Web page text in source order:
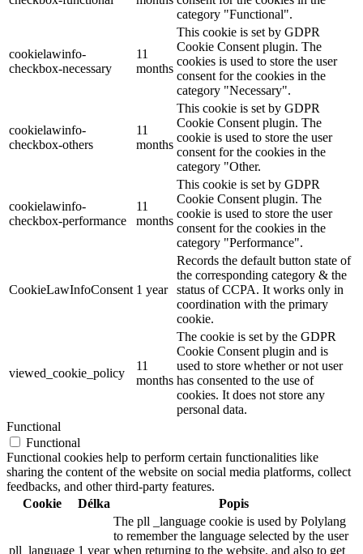
category "Functional".
cookielawinfo-
checkbox-necessary
11
months
This cookie is set by GDPR
Cookie Consent plugin. The
cookies is used to store the user
consent for the cookies in the
category "Necessary".
cookielawinfo-
checkbox-others
11
months
This cookie is set by GDPR
Cookie Consent plugin. The
cookie is used to store the user
consent for the cookies in the
category "Other.
cookielawinfo-
checkbox-performance
11
months
This cookie is set by GDPR
Cookie Consent plugin. The
cookie is used to store the user
consent for the cookies in the
category "Performance".
CookieLawInfoConsent 1 year
Records the default button state of
the corresponding category & the
status of CCPA. It works only in
coordination with the primary
cookie.
viewed_cookie_policy
11
months
The cookie is set by the GDPR
Cookie Consent plugin and is
used to store whether or not user
has consented to the use of
cookies. It does not store any
personal data.
Functional
Functional
Functional cookies help to perform certain functionalities like
sharing the content of the website on social media platforms, collect
feedbacks, and other third-party features.
Cookie
Délka Popis
pll_language 1 year
The pll _language cookie is used by Polylang
to remember the language selected by the user
when returning to the website, and also to get